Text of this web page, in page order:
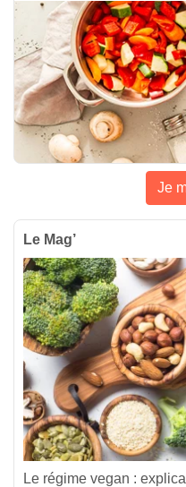
Je
Le Mag’
Le régime vegan :